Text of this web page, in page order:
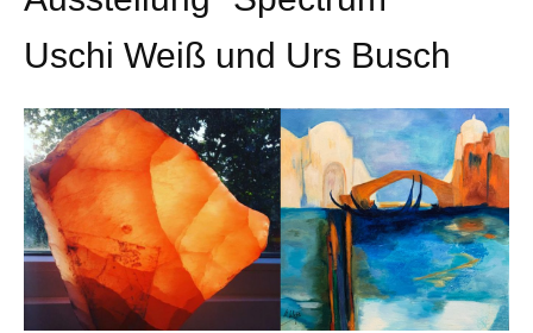
Uschi Weiß und Urs Busch